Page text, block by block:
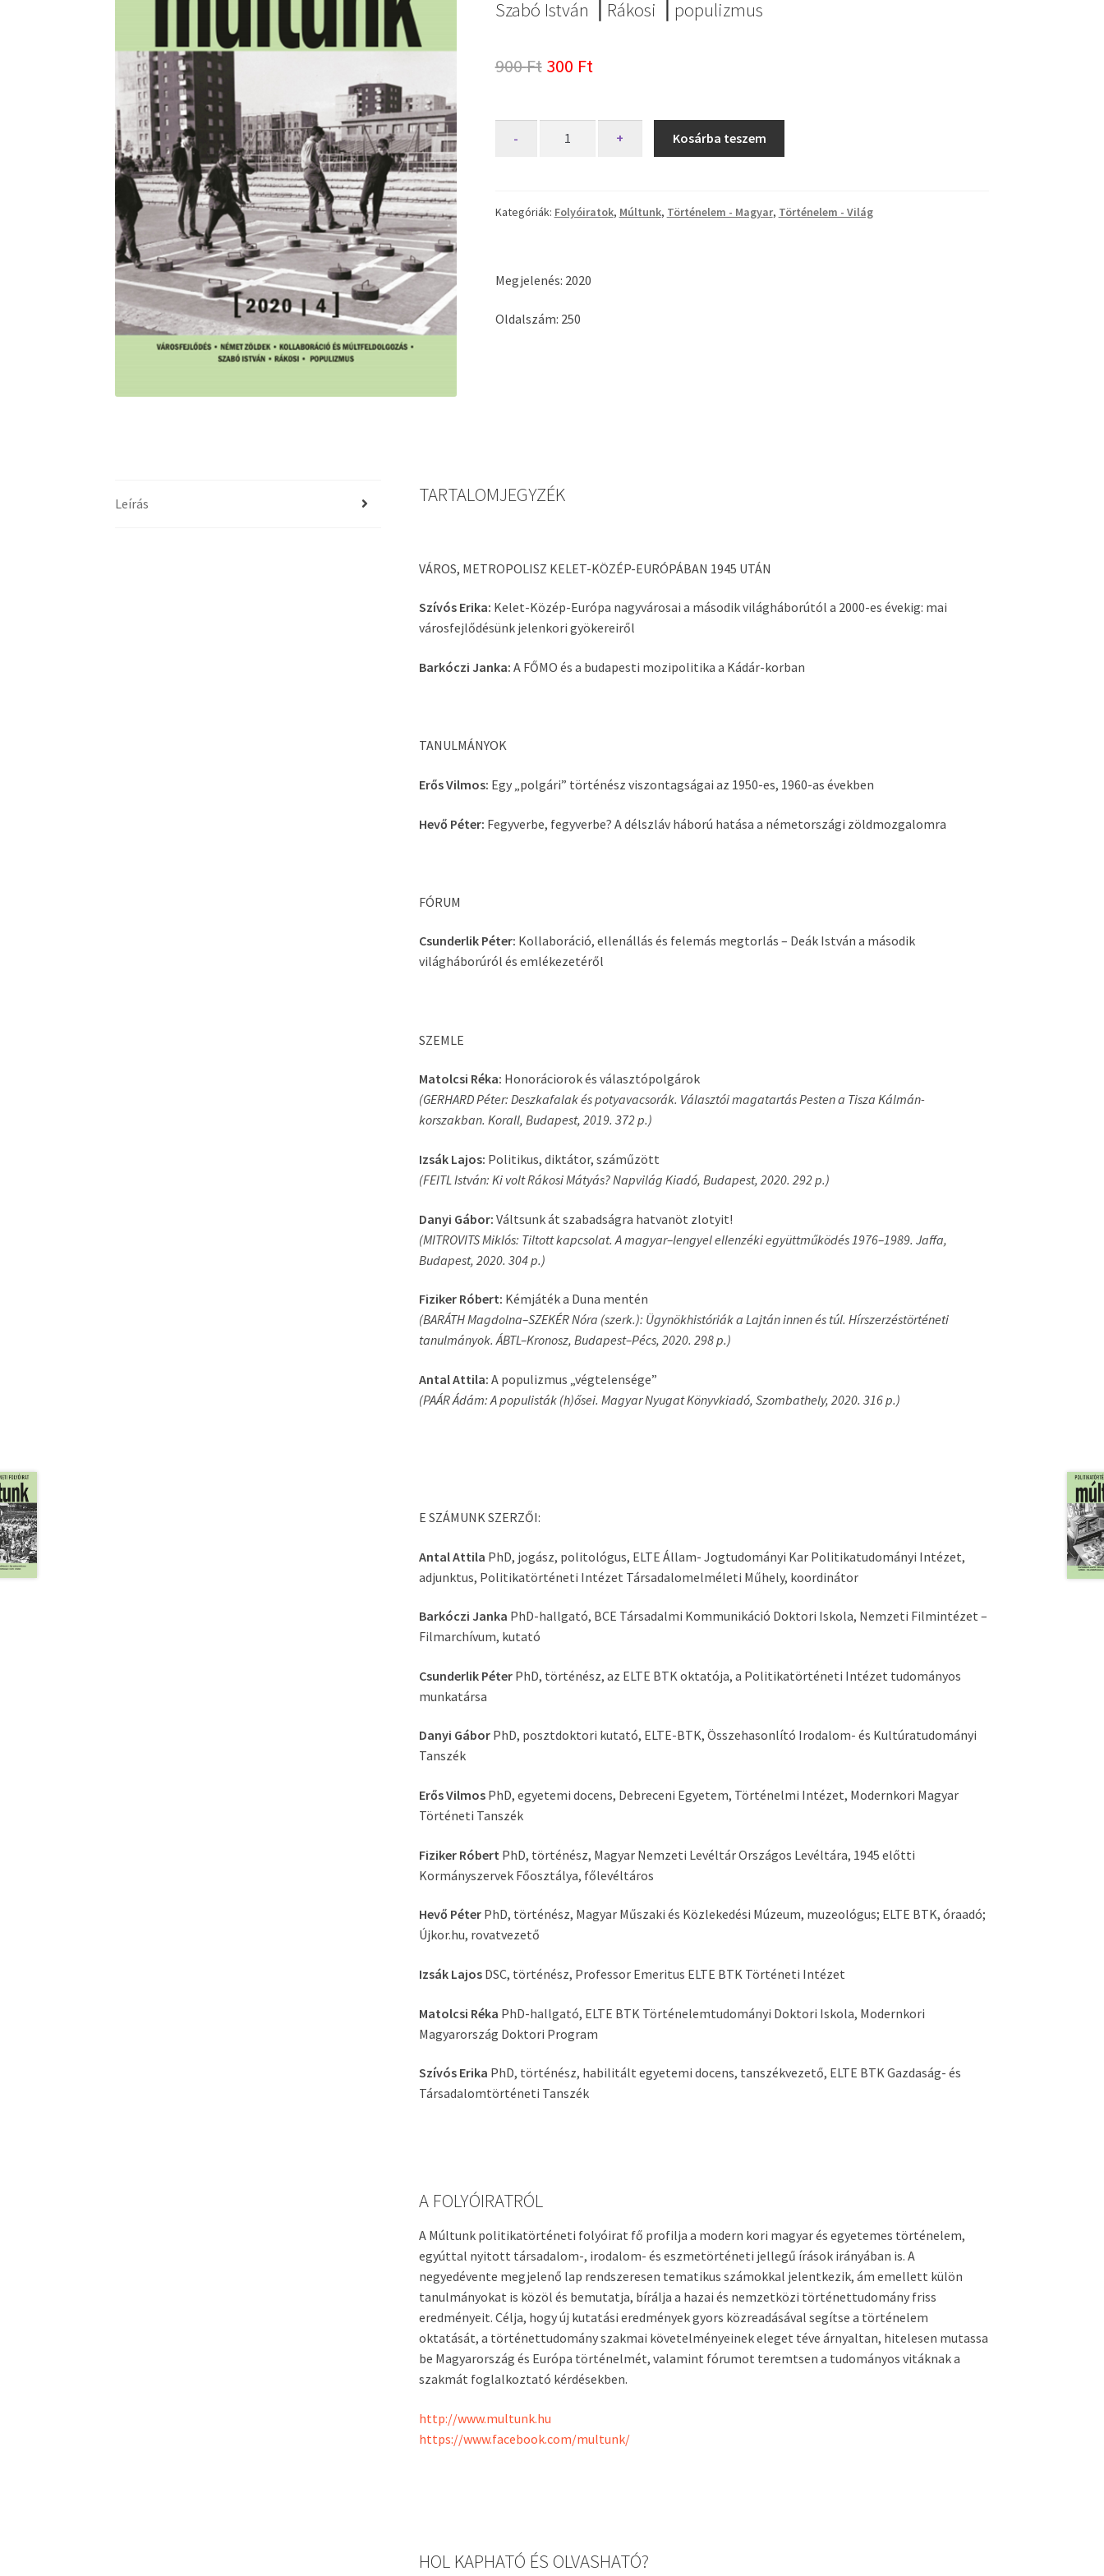
Szabó István ⎥ Rákosi ⎥ populizmus
900Ft Original
was:
300 FtCurrent
is:
- + Kosárba teszem
Kategóriák: Folyóiratok, Múltunk, Történelem - Magyar, Történelem - Világ
Megjelenés: 2020
Oldalszám: 250
Leírás TARTALOMJEGYZÉK
VÁROS, METROPOLISZ KELET-KÖZÉP-EURÓPÁBAN 1945 UTÁN
Szívós Erika: Kelet-Közép-Európa nagyvárosai a második világháborútól a 2000-es évekig: mai
városfejlődésünk jelenkori gyökereiről
Barkóczi Janka: A FŐMO és a budapesti mozipolitika a Kádár-korban
TANULMÁNYOK
Erős Vilmos: Egy „polgári” történész viszontagságai az 1950-es, 1960-as években
Hevő Péter: Fegyverbe, fegyverbe? A délszláv háború hatása a németországi zöldmozgalomra
FÓRUM
Csunderlik Péter: Kollaboráció, ellenállás és felemás megtorlás – Deák István a második
világháborúról és emlékezetéről
SZEMLE
Matolcsi Réka: Honoráciorok és választópolgárok
(GERHARD Péter: Deszkafalak és potyavacsorák. Választói magatartás Pesten a Tisza Kálmán-
korszakban. Korall, Budapest, 2019. 372 p.)
Izsák Lajos: Politikus, diktátor, száműzött
(FEITL István: Ki volt Rákosi Mátyás? Napvilág Kiadó, Budapest, 2020. 292 p.)
Danyi Gábor: Váltsunk át szabadságra hatvanöt zlotyit!
(MITROVITS Miklós: Tiltott kapcsolat. A magyar–lengyel ellenzéki együttműködés 1976–1989. Jaffa,
Budapest, 2020. 304 p.)
Fiziker Róbert: Kémjáték a Duna mentén
(BARÁTH Magdolna–SZEKÉR Nóra (szerk.): Ügynökhistóriák a Lajtán innen és túl. Hírszerzéstörténeti
tanulmányok. ÁBTL–Kronosz, Budapest–Pécs, 2020. 298 p.)
Antal Attila: A populizmus „végtelensége”
(PAÁR Ádám: A populisták (h)ősei. Magyar Nyugat Könyvkiadó, Szombathely, 2020. 316 p.)
E SZÁMUNK SZERZŐI:
Antal Attila PhD, jogász, politológus, ELTE Állam- Jogtudományi Kar Politikatudományi Intézet,
adjunktus, Politikatörténeti Intézet Társadalomelméleti Műhely, koordinátor
Barkóczi Janka PhD-hallgató, BCE Társadalmi Kommunikáció Doktori Iskola, Nemzeti Filmintézet –
Filmarchívum, kutató
Csunderlik Péter PhD, történész, az ELTE BTK oktatója, a Politikatörténeti Intézet tudományos
munkatársa
Danyi Gábor PhD, posztdoktori kutató, ELTE-BTK, Összehasonlító Irodalom- és Kultúratudományi
Tanszék
Erős Vilmos PhD, egyetemi docens, Debreceni Egyetem, Történelmi Intézet, Modernkori Magyar
Történeti Tanszék
Fiziker Róbert PhD, történész, Magyar Nemzeti Levéltár Országos Levéltára, 1945 előtti
Kormányszervek Főosztálya, főlevéltáros
Hevő Péter PhD, történész, Magyar Műszaki és Közlekedési Múzeum, muzeológus; ELTE BTK, óraadó;
Újkor.hu, rovatvezető
Izsák Lajos DSC, történész, Professor Emeritus ELTE BTK Történeti Intézet
Matolcsi Réka PhD-hallgató, ELTE BTK Történelemtudományi Doktori Iskola, Modernkori
Magyarország Doktori Program
Szívós Erika PhD, történész, habilitált egyetemi docens, tanszékvezető, ELTE BTK Gazdaság- és
Társadalomtörténeti Tanszék
A FOLYÓIRATRÓL
A Múltunk politikatörténeti folyóirat fő profilja a modern kori magyar és egyetemes történelem,
egyúttal nyitott társadalom-, irodalom- és eszmetörténeti jellegű írások irányában is. A
negyedévente megjelenő lap rendszeresen tematikus számokkal jelentkezik, ám emellett külön
tanulmányokat is közöl és bemutatja, bírálja a hazai és nemzetközi történettudomány friss
eredményeit. Célja, hogy új kutatási eredmények gyors közreadásával segítse a történelem
oktatását, a történettudomány szakmai követelményeinek eleget téve árnyaltan, hitelesen mutassa
be Magyarország és Európa történelmét, valamint fórumot teremtsen a tudományos vitáknak a
szakmát foglalkoztató kérdésekben.
http://www.multunk.hu
https://www.facebook.com/multunk/
HOL KAPHATÓ ÉS OLVASHATÓ?